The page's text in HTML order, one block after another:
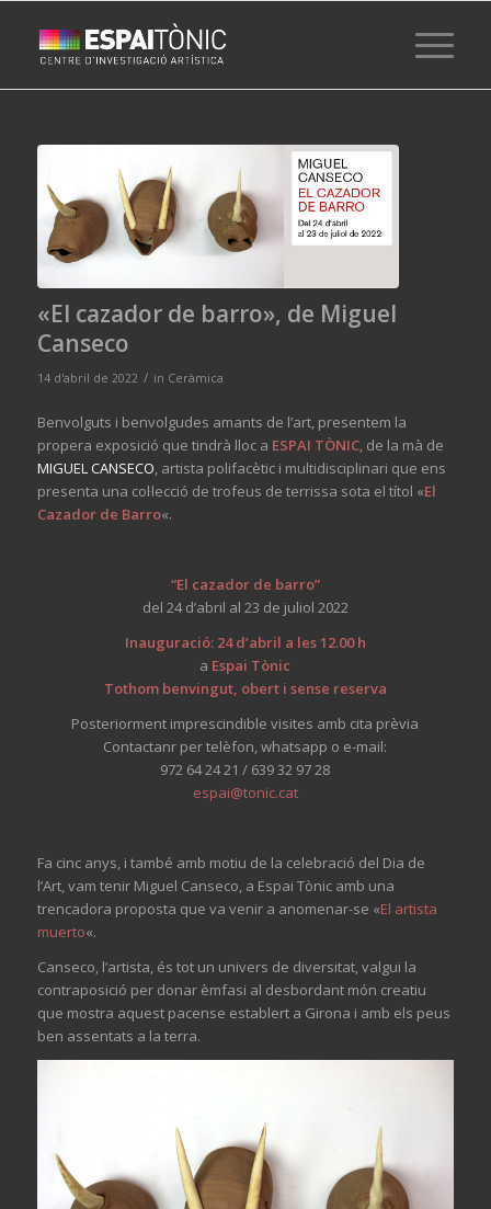
«El cazador de barro», de Miguel
Canseco
14 d'abril de 2022 / in Ceràmica
Benvolguts i benvolgudes amants de l’art, presentem la
propera exposició que tindrà lloc a ESPAI TÒNIC, de la mà de
MIGUEL CANSECO, artista polifacètic i multidisciplinari que ens
presenta una col·lecció de trofeus de terrissa sota el títol «El
Cazador de Barro«.
“El cazador de barro”
del 24 d’abril al 23 de juliol 2022
Inauguració: 24 d’abril a les 12.00 h
a Espai Tònic
Tothom benvingut, obert i sense reserva
Posteriorment imprescindible visites amb cita prèvia
Contactanr per telèfon, whatsapp o e-mail:
972 64 24 21 / 639 32 97 28
espai@tonic.cat
Fa cinc anys, i també amb motiu de la celebració del Dia de
l’Art, vam tenir Miguel Canseco, a Espai Tònic amb una
trencadora proposta que va venir a anomenar-se «El artista
muerto«.
Canseco, l’artista, és tot un univers de diversitat, valgui la
contraposició per donar èmfasi al desbordant món creatiu
que mostra aquest pacense establert a Girona i amb els peus
ben assentats a la terra.